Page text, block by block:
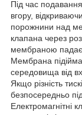
Під час
вгору,
порожнини над
клапана через
мембраною падає.
Мембрана
середовища від
Якщо різність
безпосередньо
Електромагнітні